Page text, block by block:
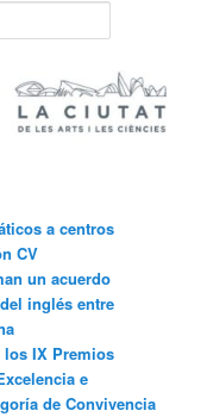
a centros
CV
un acuerdo
inglés entre
IX Premios
e
de Convivencia